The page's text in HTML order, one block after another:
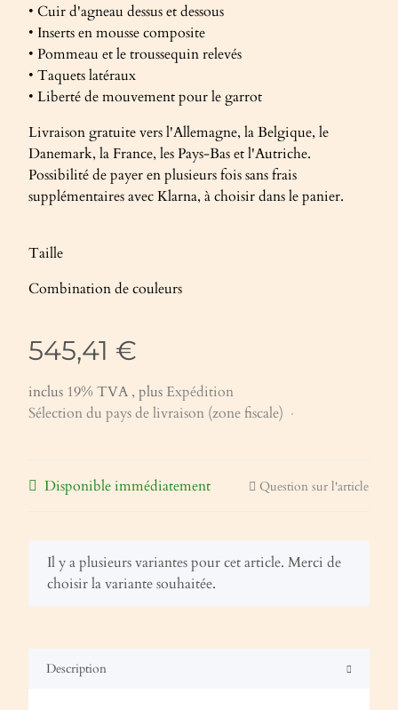
• Cuir d'agneau dessus et dessous
• Inserts en mousse composite
• Pommeau et le troussequin relevés
• Taquets latéraux
• Liberté de mouvement pour le garrot
Livraison gratuite vers l'Allemagne, la Belgique, le
Danemark, la France, les Pays-Bas et l'Autriche.
Possibilité de payer en plusieurs fois sans frais
supplémentaires avec Klarna, à choisir dans le panier.
Taille
Combination de couleurs
545,41 €
inclus 19% TVA , plusExpédition
Sélection du pays de livraison (zone fiscale)
Disponible immédiatement Question sur l'article
x
Il y a plusieurs variantes pour cet article. Merci de
choisir la variante souhaitée.
Description